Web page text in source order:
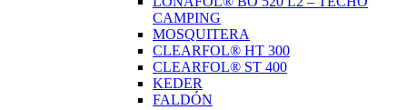
CAMPING
MOSQUITERA
CLEARFOL® HT 300
CLEARFOL® ST 400
KEDER
FALDÓN